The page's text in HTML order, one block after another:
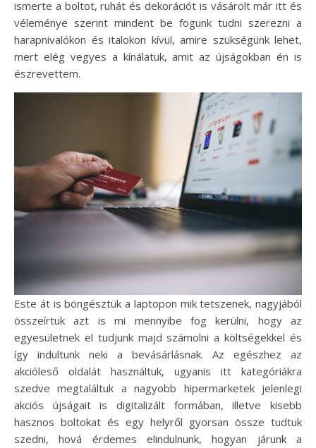
ismerte a boltot, ruhát és dekorációt is vásárolt már itt és
véleménye szerint mindent be fogunk tudni szerezni a
harapnivalókon és italokon kívül, amire szükségünk lehet,
mert elég vegyes a kínálatuk, amit az újságokban én is
észrevettem.
Este át is böngésztük a laptopon mik tetszenek, nagyjából
összeírtuk azt is mi mennyibe fog kerülni, hogy az
egyesületnek el tudjunk majd számolni a költségekkel és
így indultunk neki a bevásárlásnak. Az egészhez az
akcióleső oldalát használtuk, ugyanis itt kategóriákra
szedve megtaláltuk a nagyobb hipermarketek jelenlegi
akciós újságait is digitalizált formában, illetve kisebb
hasznos boltokat és egy helyről gyorsan össze tudtuk
szedni, hová érdemes elindulnunk, hogyan járunk a